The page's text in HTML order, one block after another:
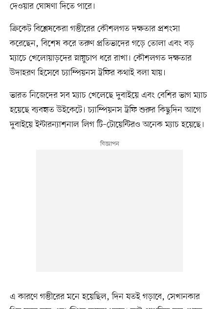
দেওয়ার ঘোষণা দিতে পারে।
ক্রিকেট বিশ্লেষকেরা গম্ভীরের কৌশলগত দক্ষতার প্রশংসা
করেছেন, বিশেষ করে তরুণ প্রতিভাদের গড়ে তোলা এবং বড়
ম্যাচে খেলোয়াড়দের স্নায়ুচাপ ধরে রাখা। কৌশলগত দক্ষতার
উদাহরণ হিসেবে চ্যাম্পিয়নস ট্রফির কথাই বলা যায়।
ভারত নিজেদের সব ম্যাচ খেলেছে দুবাইয়ে এবং বেশির ভাগ ম্যাচ
হয়েছে ব্যবহৃত উইকেটে। চ্যাম্পিয়নস ট্রফি শুরুর কিছুদিন আগে
দুবাইয়ে ইন্টারন্যাশনাল লিগ টি–টোয়েন্টিরও অনেক ম্যাচ হয়েছে।
এ কারণে গম্ভীরের মনে হয়েছিল, দিন যতই গড়াবে, সেখানকার